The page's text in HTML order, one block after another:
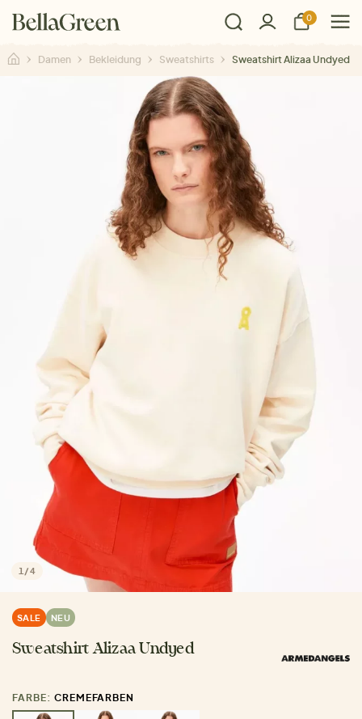
0
Damen Bekleidung Sweatshirts Sweatshirt Alizaa Undyed
1 /4
SALE NEU
Sweatshirt Alizaa Undyed
FARBE: CREMEFARBEN